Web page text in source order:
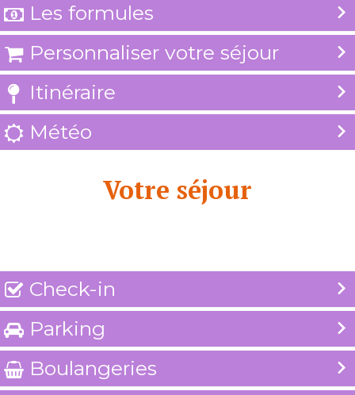
 Les formules
 Personnaliser votre séjour
 Itinéraire
 Météo
Votre séjour
 Check-in
 Parking
 Boulangeries